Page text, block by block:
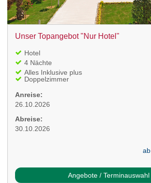
Unser Topangebot "Nur Hotel"
Hotel
4 Nächte
Alles Inklusive plus
Doppelzimmer
Anreise:
26.10.2026
Abreise:
30.10.2026
ab
Angebote / Terminauswahl